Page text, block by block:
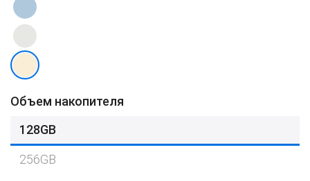
Объем накопителя
128GB
256GB